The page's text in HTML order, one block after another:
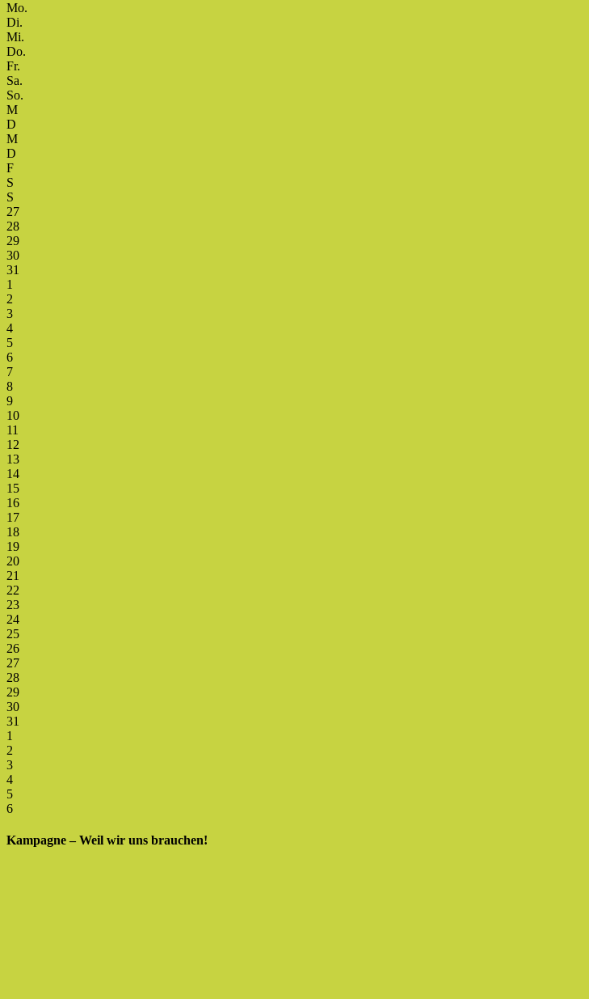
Mo.
Di.
Mi.
Do.
Fr.
Sa.
So.
M
D
M
D
F
S
S
27
28
29
30
31
1
2
3
4
5
6
7
8
9
10
11
12
13
14
15
16
17
18
19
20
21
22
23
24
25
26
27
28
29
30
31
1
2
3
4
5
6
Kampagne – Weil wir uns brauchen!